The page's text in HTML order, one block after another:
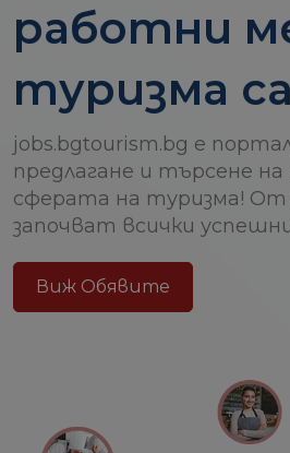
работни
туризма
jobs.bgtourism.bg е
предлагане и търсене
сферата на туризма!
започват всички
Виж Обявите